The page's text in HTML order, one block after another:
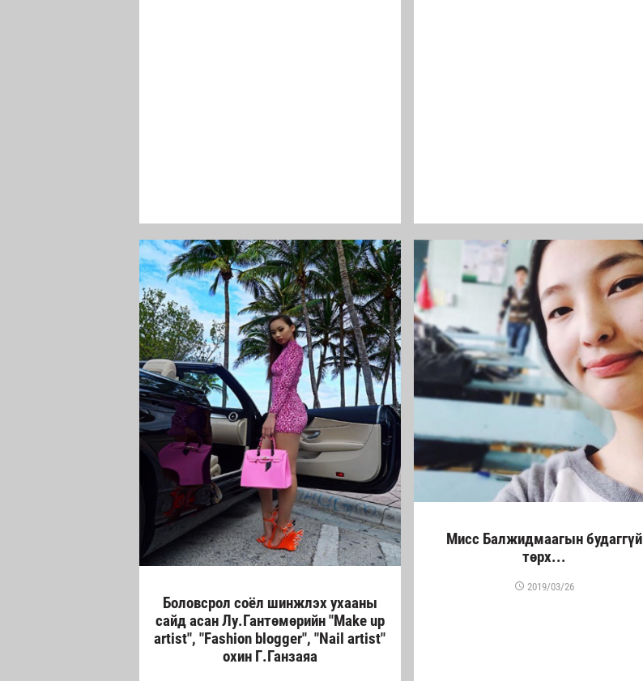
Боловсрол соёл шинжлэх ухааны
сайд асан Лу.Гантөмөрийн "Make up
artist", "Fashion blogger", "Nail artist"
охин Г.Ганзаяа
Мисс Балжидмаагын будаггүй
төрх...
2019/03/26